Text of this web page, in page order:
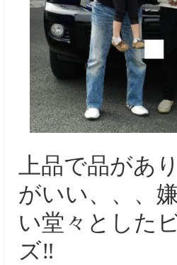
サービス・保証
買取のご案内
店舗情報
店舗情報
トップメッセージ
スタッフ紹介
ブログ
イベント
上品で品があ
がいい、、、
い堂々とした
ズ‼